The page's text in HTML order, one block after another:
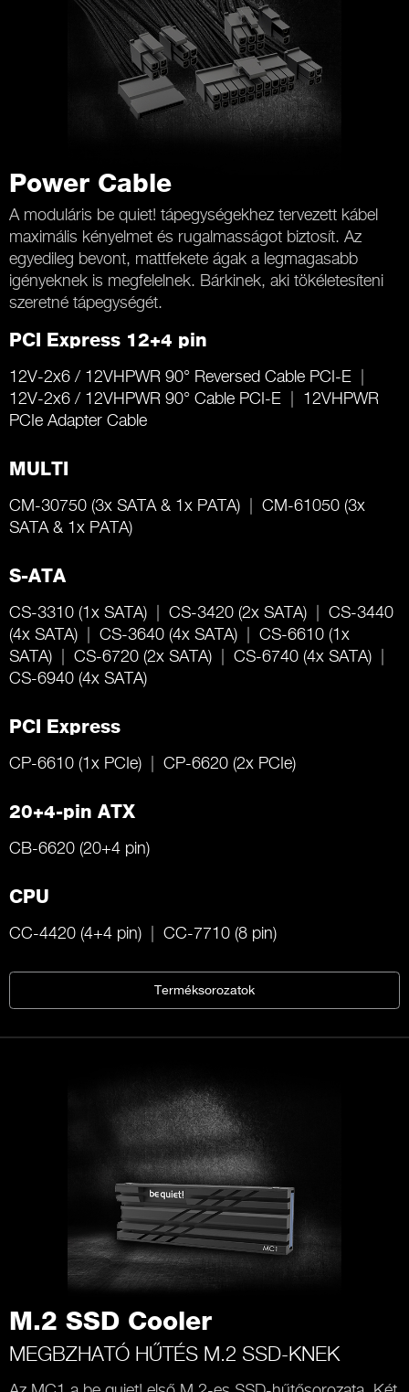
Power Cable
A moduláris be quiet! tápegységekhez tervezett kábel
maximális kényelmet és rugalmasságot biztosít. Az
egyedileg bevont, mattfekete ágak a legmagasabb
igényeknek is megfelelnek. Bárkinek, aki tökéletesíteni
szeretné tápegységét.
PCI Express 12+4 pin
12V-2x6 / 12VHPWR 90° Reversed Cable PCI-E
12V-2x6 / 12VHPWR 90° Cable PCI-E
12VHPWR
PCIe Adapter Cable
MULTI
CM-30750 (3x SATA & 1x PATA)
CM-61050 (3x
SATA & 1x PATA)
S-ATA
CS-3310 (1x SATA) CS-3420 (2x SATA)
CS-3440
(4x SATA)
CS-3640 (4x SATA)
CS-6610 (1x
SATA)
CS-6720 (2x SATA)
CS-6740 (4x SATA)
CS-6940 (4x SATA)
PCI Express
CP-6610 (1x PCIe) CP-6620 (2x PCIe)
20+4-pin ATX
CB-6620 (20+4 pin)
CPU
CC-4420 (4+4 pin) CC-7710 (8 pin)
Terméksorozatok
M.2 SSD Cooler
MEGBZHATÓ HŰTÉS M.2 SSD-KNEK